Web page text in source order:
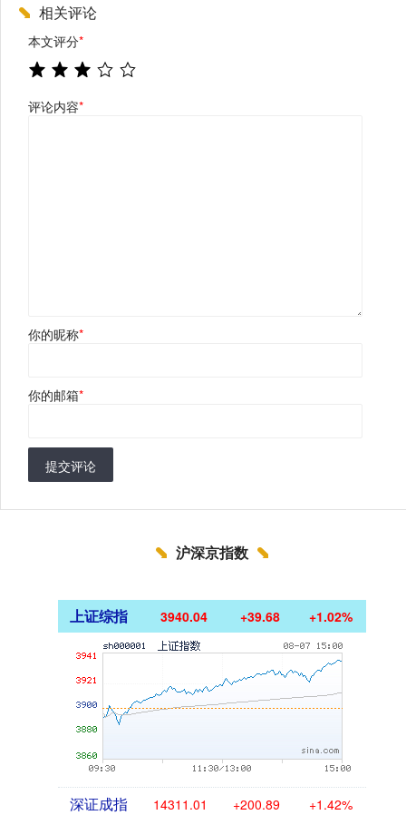
相关评论
本文评分*
评论内容*
你的昵称*
你的邮箱*
提交评论
沪深京指数
上证综指 3940.04 +39.68 +1.02%
深证成指 14311.01 +200.89 +1.42%